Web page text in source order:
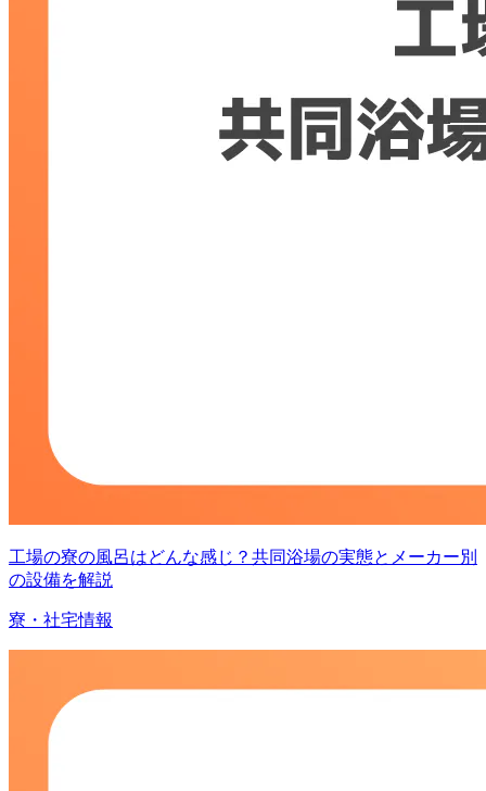
工場の寮の風呂はどんな感じ？共同浴場の実態とメーカー別
の設備を解説
寮・社宅情報